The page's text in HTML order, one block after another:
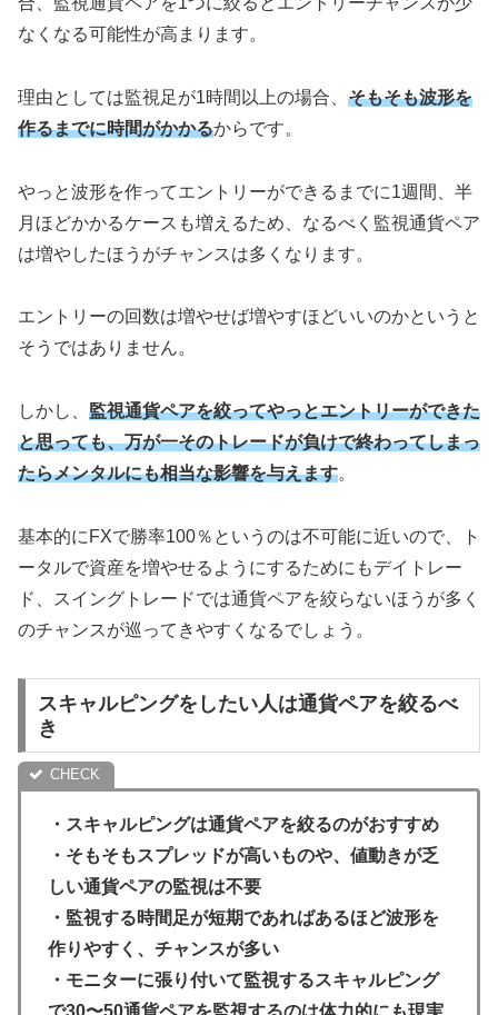
なくなる可能性が高まります。
理由としては監視足が1時間以上の場合、 そもそも波形を
作るまでに時間がかかるからです。
やっと波形を作ってエントリーができるまでに1週間、半
月ほどかかるケースも増えるため、なるべく監視通貨ペア
は増やしたほうがチャンスは多くなります。
エントリーの回数は増やせば増やすほどいいのかというと
そうではありません。
しかし、 監視通貨ペアを絞ってやっとエントリーができた
と思っても、万が一そのトレードが負けで終わってしまっ
たらメンタルにも相当な影響を与えます。
基本的にFXで勝率100％というのは不可能に近いので、ト
ータルで資産を増やせるようにするためにもデイトレー
ド、スイングトレードでは通貨ペアを絞らないほうが多く
のチャンスが巡ってきやすくなるでしょう。
スキャルピングをしたい人は通貨ペアを絞るべ
き
・スキャルピングは通貨ペアを絞るのがおすすめ
・そもそもスプレッドが高いものや、値動きが乏
しい通貨ペアの監視は不要
・監視する時間足が短期であればあるほど波形を
作りやすく、チャンスが多い
・モニターに張り付いて監視するスキャルピング